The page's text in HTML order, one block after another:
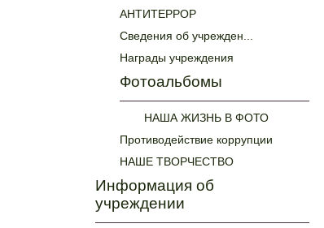
АНТИТЕРРОР
Сведения об учрежден...
Награды учреждения
Фотоальбомы
НАША ЖИЗНЬ В ФОТО
Противодействие коррупции
НАШЕ ТВОРЧЕСТВО
Информация об
учреждении